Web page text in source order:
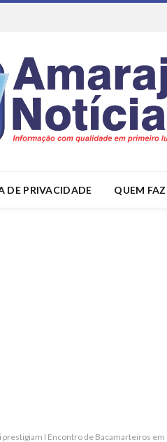
DE PRIVACIDADE QUEM
I Encontro de Bacamarteiros em